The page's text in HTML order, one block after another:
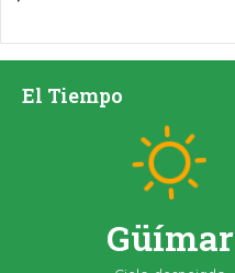
El Tiempo
Güímar